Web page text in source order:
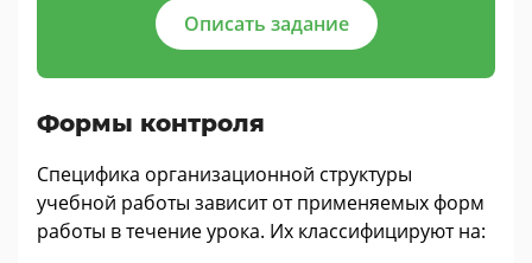
Описать задание
Формы контроля
Специфика организационной структуры
учебной работы зависит от применяемых форм
работы в течение урока. Их классифицируют на: